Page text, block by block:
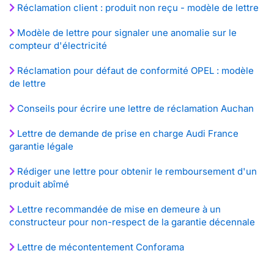
Réclamation client : produit non reçu - modèle de lettre
Modèle de lettre pour signaler une anomalie sur le
compteur d'électricité
Réclamation pour défaut de conformité OPEL : modèle
de lettre
Conseils pour écrire une lettre de réclamation Auchan
Lettre de demande de prise en charge Audi France
garantie légale
Rédiger une lettre pour obtenir le remboursement d'un
produit abîmé
Lettre recommandée de mise en demeure à un
constructeur pour non-respect de la garantie décennale
Lettre de mécontentement Conforama